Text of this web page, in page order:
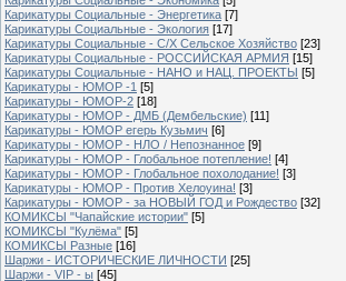
Карикатуры Социальные - Энергетика [7]
Карикатуры Социальные - Экология [17]
Карикатуры Социальные - С/Х Сельское Хозяйство [23]
Карикатуры Социальные - РОССИЙСКАЯ АРМИЯ [15]
Карикатуры Социальные - НАНО и НАЦ. ПРОЕКТЫ [5]
Карикатуры - ЮМОР -1 [5]
Карикатуры - ЮМОР-2 [18]
Карикатуры - ЮМОР - ДМБ (Дембельские) [11]
Карикатуры - ЮМОР егерь Кузьмич [6]
Карикатуры - ЮМОР - НЛО / Непознанное [9]
Карикатуры - ЮМОР - Глобальное потепление! [4]
Карикатуры - ЮМОР - Глобальное похолодание! [3]
Карикатуры - ЮМОР - Против Хелоуина! [3]
Карикатуры - ЮМОР - за НОВЫЙ ГОД и Рождество [32]
КОМИКСЫ "Чапайские истории" [5]
КОМИКСЫ "Кулёма" [5]
КОМИКСЫ Разные [16]
Шаржи - ИСТОРИЧЕСКИЕ ЛИЧНОСТИ [25]
Шаржи - VIP - ы [45]